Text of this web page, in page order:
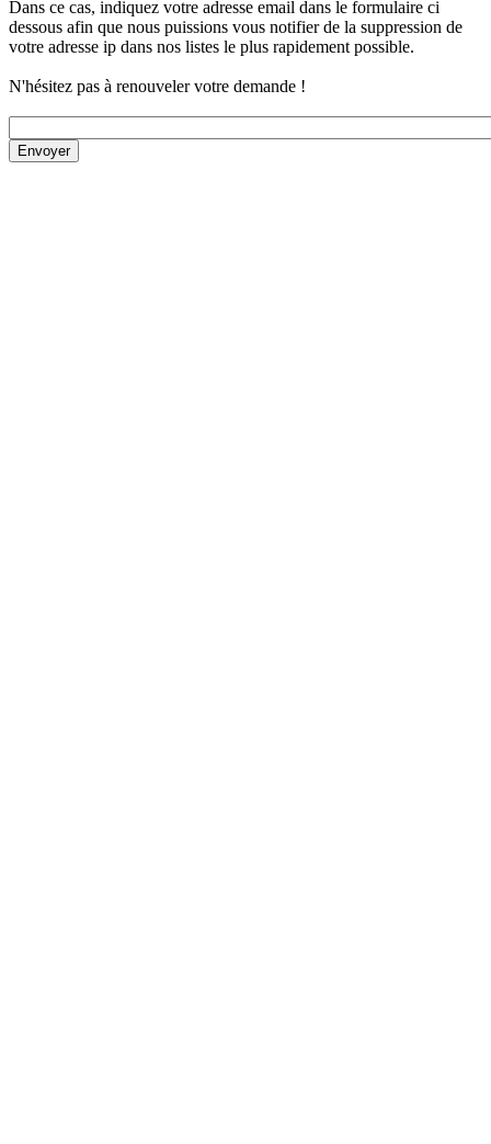
Dans ce cas, indiquez votre adresse email dans le formulaire ci
dessous afin que nous puissions vous notifier de la suppression de
votre adresse ip dans nos listes le plus rapidement possible.
N'hésitez pas à renouveler votre demande !